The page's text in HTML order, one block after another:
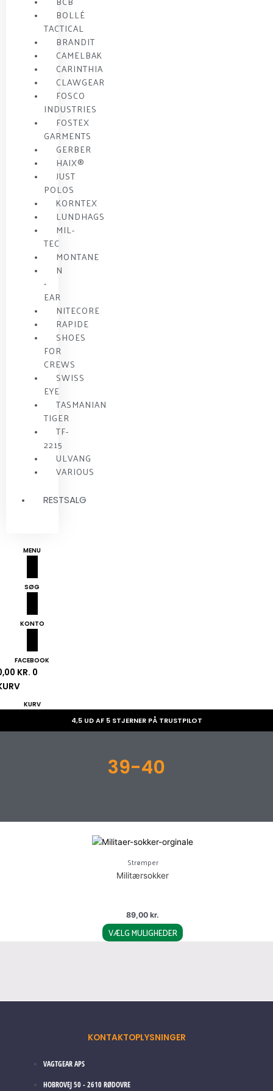
BOLLÉ
TACTICAL
BRANDIT
CAMELBAK
CARINTHIA
CLAWGEAR
FOSCO
INDUSTRIES
FOSTEX
GARMENTS
GERBER
HAIX®
JUST
POLOS
KORNTEX
LUNDHAGS
MIL-
TEC
MONTANE
N
•
EAR
NITECORE
RAPIDE
SHOES
FOR
CREWS
SWISS
EYE
TASMANIAN
TIGER
TF-
2215
ULVANG
VARIOUS
RESTSALG
MENU
SØG
KONTO
FACEBOOK
KR. 0
KURV
4,5 UD AF 5 STJERNER PÅ TRUSTPILOT
39-40
Strømper
Militærsokker
89,00 kr.
VÆLG MULIGHEDER
This
may
product
KONTAKTOPLYSNINGER
VAGTGEAR APS
HOBROVEJ 50 - 2610 RØDOVRE